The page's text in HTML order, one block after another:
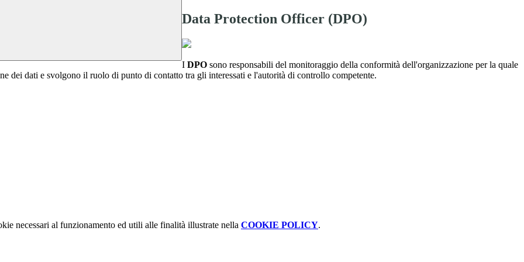
Data Protection Officer (DPO)
I DPO sono responsabili del monitoraggio della conformità dell'organizzazione per la quale
dei dati e svolgono il ruolo di punto di contatto tra gli interessati e l'autorità di controllo competente.
necessari al funzionamento ed utili alle finalità illustrate nella COOKIE POLICY.